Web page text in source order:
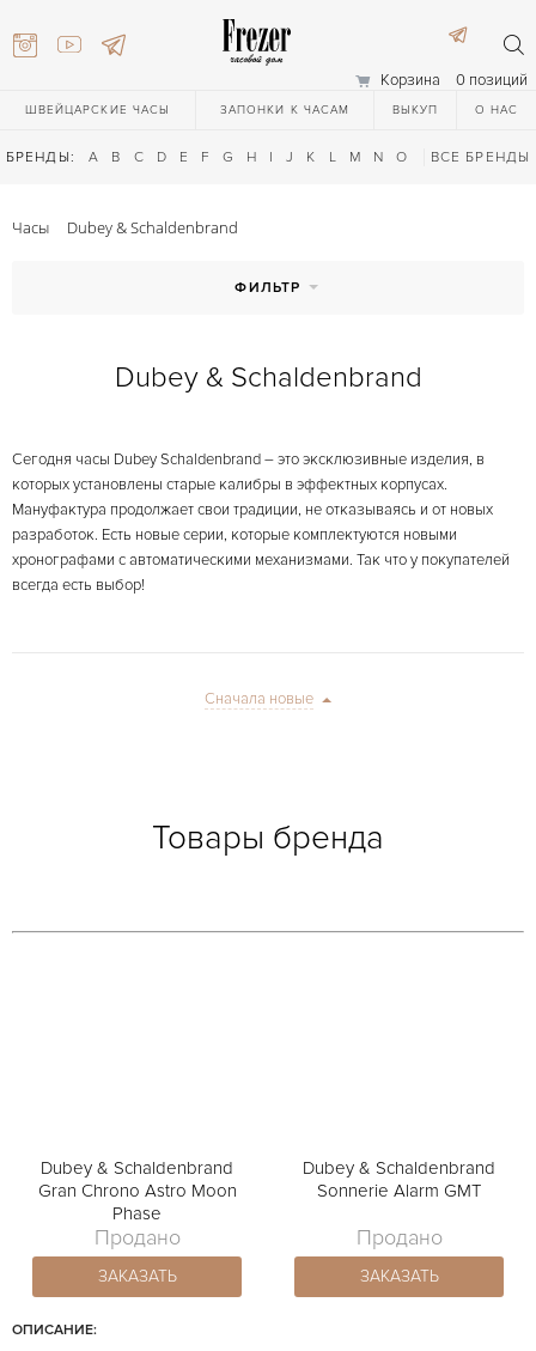
Корзина 0 позиций
ШВЕЙЦАРСКИЕ ЧАСЫ ЗАПОНКИ К ЧАСАМ ВЫКУП О НАС
БРЕНДЫ: A B C D E F G H I J K L M N O Q R S T
ВСЕ БРЕНДЫ
27-44
Часы Dubey & Schaldenbrand
ФИЛЬТР
Dubey & Schaldenbrand
Сегодня часы Dubey Schaldenbrand – это эксклюзивные изделия, в
которых установлены старые калибры в эффектных корпусах.
Мануфактура продолжает свои традиции, не отказываясь и от новых
разработок. Есть новые серии, которые комплектуются новыми
хронографами с автоматическими механизмами. Так что у покупателей
всегда есть выбор!
Сначала новые
Товары бренда
Dubey & Schaldenbrand
Gran Chrono Astro Moon
Phase
Продано
ЗАКАЗАТЬ
Dubey & Schaldenbrand
Sonnerie Alarm GMT
Продано
ЗАКАЗАТЬ
ОПИСАНИЕ: